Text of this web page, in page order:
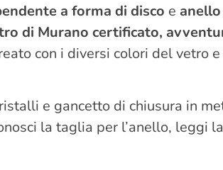
a forma di disco e
di Murano certificato,
con i diversi colori del vetro e
e gancetto di chiusura in
la taglia per l’anello, leggi